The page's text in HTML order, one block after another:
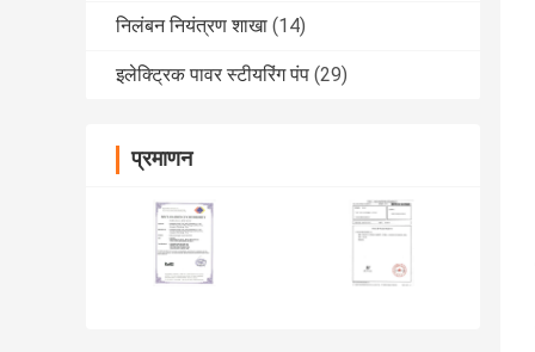
निलंबन नियंत्रण शाखा (14)
इलेक्ट्रिक पावर स्टीयरिंग पंप (29)
प्रमाणन